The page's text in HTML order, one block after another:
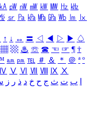
㎄ ㎺ ㎻ ㎽ ㎾ ㎿ ㎐ ㎑
㏛ ㎩ ㎪ ㎫ ㎬ ㏝ ㏐
㏓
↑ ↓ ↔ 〓 ◁ ◀ ▷ ▶ ♤
▦ ▩ ♨ ☏ ☎ ☜ ☞ ¶ †
㏂ ㏘ ℡ ＃ ＆ ＊ ＠ ª º
Ⅳ Ⅴ Ⅵ Ⅶ Ⅷ Ⅸ Ⅹ
ب ت ث ج ح خ د ذ ر ز